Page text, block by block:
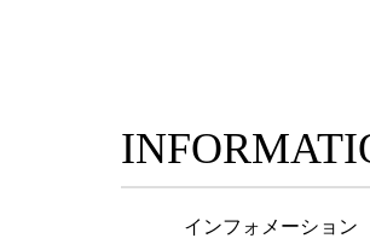
インフォメーション